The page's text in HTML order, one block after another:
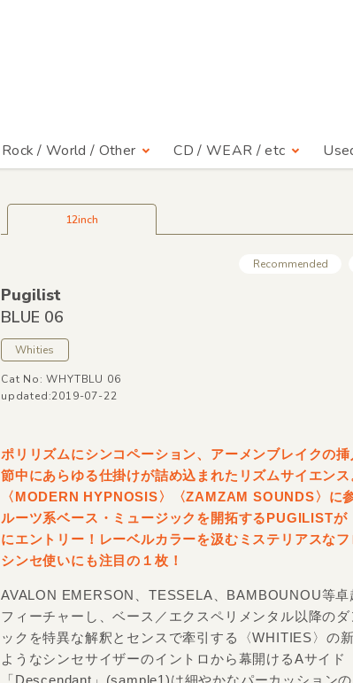
Rock / World / Other CD / WEAR / etc
12inch
Recommended
Pugilist
BLUE 06
Whities
Cat No: WHYTBLU 06
updated:2019-07-22
ポリリズムにシンコペーション、アーメンブレイクの
節中にあらゆる仕掛けが詰め込まれたリズムサイエンス
〈MODERN HYPNOSIS〉〈ZAMZAM SOUNDS〉に
ルーツ系ベース・ミュージックを開拓するPUGILISTが
にエントリー！レーベルカラーを汲むミステリアスな
シンセ使いにも注目の１枚！
AVALON EMERSON、TESSELA、BAMBOUNOU等卓
フィーチャーし、ベース／エクスペリメンタル以降の
ックを特異な解釈とセンスで牽引する〈WHITIES〉の
ようなシンセサイザーのイントロから幕開けるAサイド